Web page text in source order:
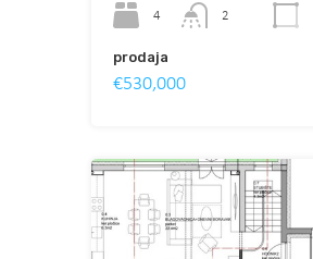
4 2
prodaja
€530,000